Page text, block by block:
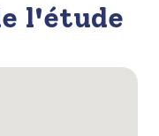
l'étude